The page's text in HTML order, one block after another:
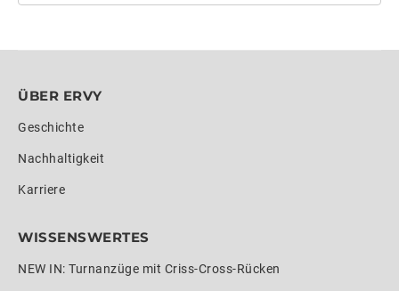
ÜBER ERVY
Geschichte
Nachhaltigkeit
Karriere
WISSENSWERTES
NEW IN: Turnanzüge mit Criss-Cross-Rücken